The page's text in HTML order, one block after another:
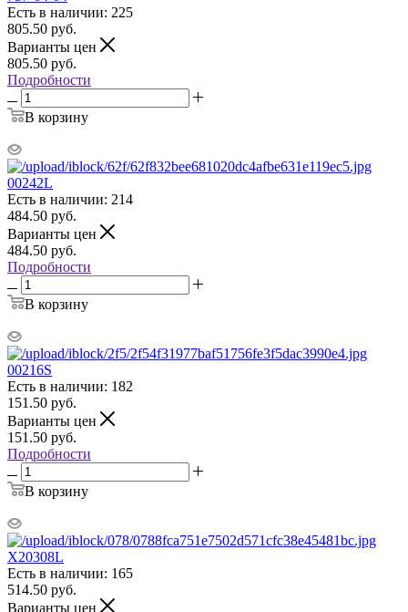
Есть в наличии: 225
805.50 руб.
Варианты цен
805.50 руб.
Подробности
В корзину
00242L
Есть в наличии: 214
484.50 руб.
Варианты цен
484.50 руб.
Подробности
В корзину
00216S
Есть в наличии: 182
151.50 руб.
Варианты цен
151.50 руб.
Подробности
В корзину
X20308L
Есть в наличии: 165
514.50 руб.
Варианты цен